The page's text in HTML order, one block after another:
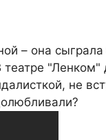
– она
"Ленком"
не